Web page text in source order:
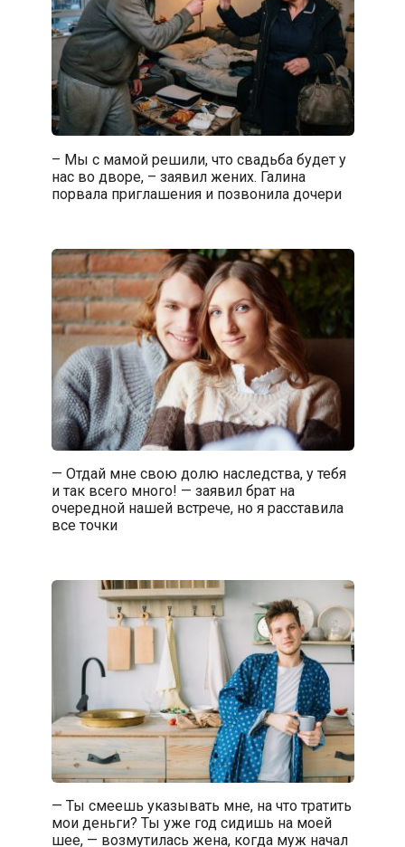
– Мы с мамой решили, что свадьба будет у
нас во дворе, – заявил жених. Галина
порвала приглашения и позвонила дочери
— Отдай мне свою долю наследства, у тебя
и так всего много! — заявил брат на
очередной нашей встрече, но я расставила
все точки
— Ты смеешь указывать мне, на что тратить
мои деньги? Ты уже год сидишь на моей
шее, — возмутилась жена, когда муж начал